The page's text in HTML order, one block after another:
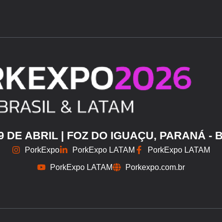
DE ABRIL | FOZ DO IGUAÇU, PARANÁ -
PorkExpo PorkExpo LATAM PorkExpo LATAM
PorkExpo LATAM Porkexpo.com.br